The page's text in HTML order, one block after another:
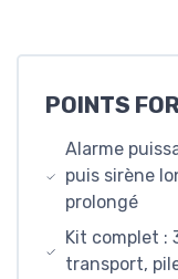
POINTS
Alarme
puis sirène
prolongé
Kit complet :
transport,